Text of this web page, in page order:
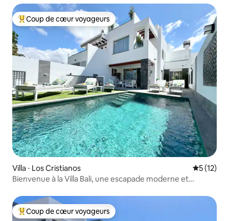
Coups de cœur voyageurs les plus appréciés
Coup de cœur voyageurs
Villa ⋅ Los Cristianos
5 (12)
Bienvenue à la Villa Bali, une escapade moderne et
Coups de cœur voyageurs les plus appréciés
Coup de cœur voyageurs